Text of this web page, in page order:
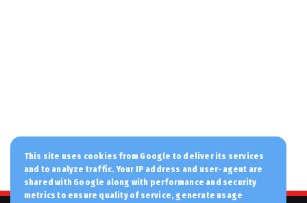
LATEST
Ήταν 5 Αυγούστου του 1917 όταν ξέσπασε
η μεγαλύτερη πυρκαγιά...
August 05, 2026
This site uses cookies from Google to deliver its services
and to analyze traffic. Your IP address and user-agent are
shared with Google along with performance and security
metrics to ensure quality of service, generate usage